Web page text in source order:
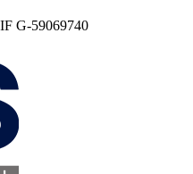
G-59069740